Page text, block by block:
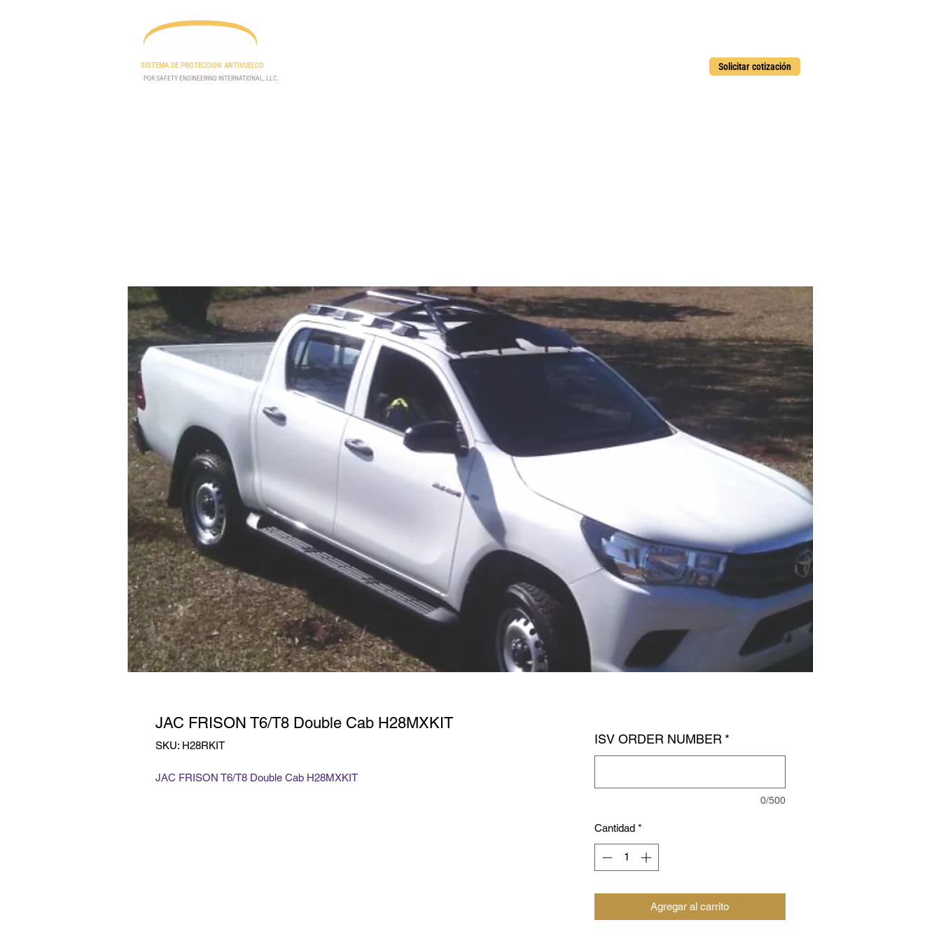
SISTEMA DE PROTECCION ANTIVUELCO
POR SAFETY ENGINEERING INTERNATIONAL, LLC.
Solicitar cotización
JAC FRISON T6/T8 Double Cab H28MXKIT
SKU: H28RKIT
JAC FRISON T6/T8 Double Cab H28MXKIT
ISV ORDER NUMBER *
0/500
Cantidad *
Agregar al carrito